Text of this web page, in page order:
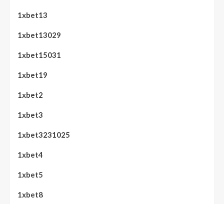
1xbet13
1xbet13029
1xbet15031
1xbet19
1xbet2
1xbet3
1xbet3231025
1xbet4
1xbet5
1xbet8